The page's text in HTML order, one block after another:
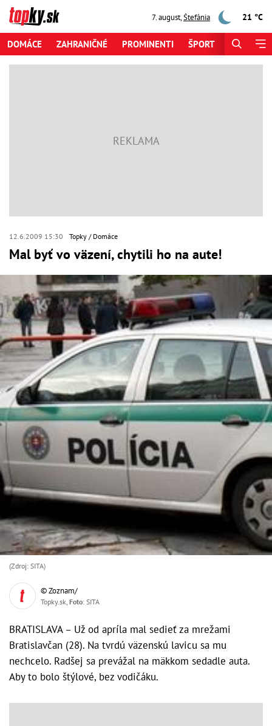
7. august,Štefánia 21 °C
DOMÁCE ZAHRANIČNÉ PROMINENTI ŠPORT
12.6.2009 15:30 Topky Domáce
Mal byť vo väzení, chytili ho na aute!
(Zdroj: SITA)
© Zoznam/
Topky.sk, Foto: SITA
BRATISLAVA – Už od apríla mal sedieť za mrežami
Bratislavčan (28). Na tvrdú väzenskú lavicu sa mu
nechcelo. Radšej sa prevážal na mäkkom sedadle auta.
Aby to bolo štýlové, bez vodičáku.